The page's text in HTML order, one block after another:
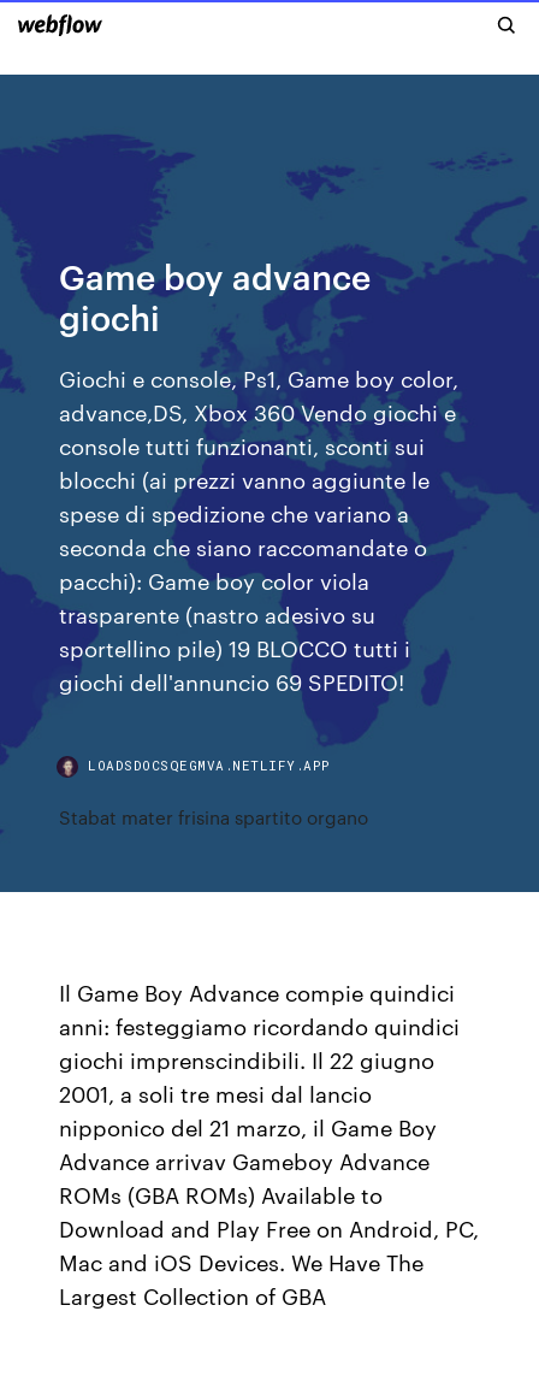
Game boy advance
giochi
Giochi e console, Ps1, Game boy color,
advance,DS, Xbox 360 Vendo giochi e
console tutti funzionanti, sconti sui
blocchi (ai prezzi vanno aggiunte le
spese di spedizione che variano a
seconda che siano raccomandate o
pacchi): Game boy color viola
trasparente (nastro adesivo su
sportellino pile) 19 BLOCCO tutti i
giochi dell'annuncio 69 SPEDITO!
LOADSDOCSQEGMVA.NETLIFY.APP
Stabat mater frisina spartito organo
Il Game Boy Advance compie quindici
anni: festeggiamo ricordando quindici
giochi imprenscindibili. Il 22 giugno
2001, a soli tre mesi dal lancio
nipponico del 21 marzo, il Game Boy
Advance arrivav Gameboy Advance
ROMs (GBA ROMs) Available to
Download and Play Free on Android, PC,
Mac and iOS Devices. We Have The
Largest Collection of GBA